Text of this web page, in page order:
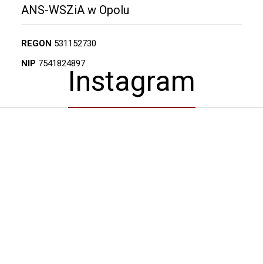
ANS-WSZiA w Opolu
REGON 531152730
NIP 7541824897
Instagram